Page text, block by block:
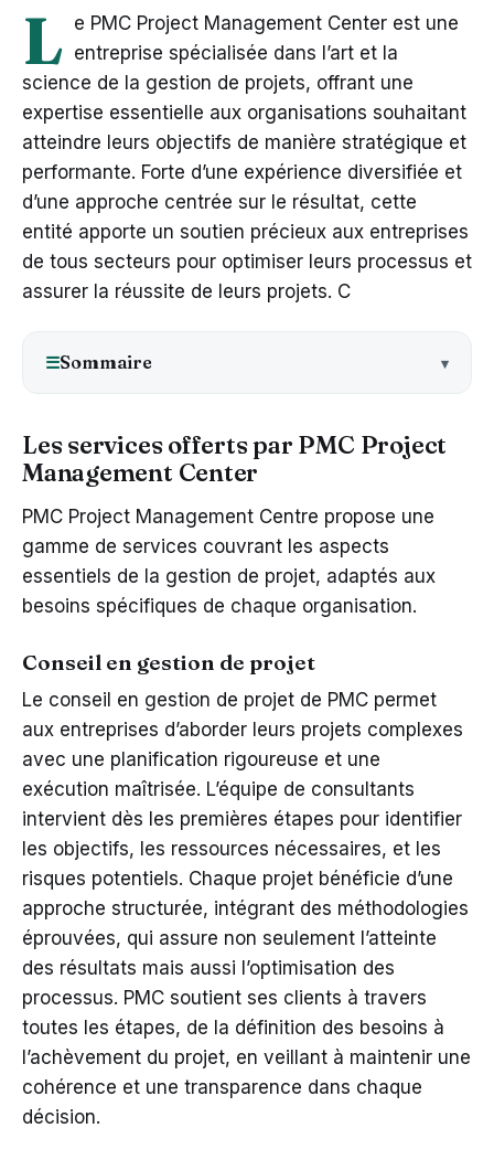
L e PMC Project Management Center est une
entreprise spécialisée dans l’art et la
science de la gestion de projets, offrant une
expertise essentielle aux organisations souhaitant
atteindre leurs objectifs de manière stratégique et
performante. Forte d’une expérience diversifiée et
d’une approche centrée sur le résultat, cette
entité apporte un soutien précieux aux entreprises
de tous secteurs pour optimiser leurs processus et
assurer la réussite de leurs projets. C
☰Sommaire
Les services offerts par PMC Project
Management Center
PMC Project Management Centre propose une
gamme de services couvrant les aspects
essentiels de la gestion de projet, adaptés aux
besoins spécifiques de chaque organisation.
Conseil en gestion de projet
Le conseil en gestion de projet de PMC permet
aux entreprises d’aborder leurs projets complexes
avec une planification rigoureuse et une
exécution maîtrisée. L’équipe de consultants
intervient dès les premières étapes pour identifier
les objectifs, les ressources nécessaires, et les
risques potentiels. Chaque projet bénéficie d’une
approche structurée, intégrant des méthodologies
éprouvées, qui assure non seulement l’atteinte
des résultats mais aussi l’optimisation des
processus. PMC soutient ses clients à travers
toutes les étapes, de la définition des besoins à
l’achèvement du projet, en veillant à maintenir une
cohérence et une transparence dans chaque
décision.